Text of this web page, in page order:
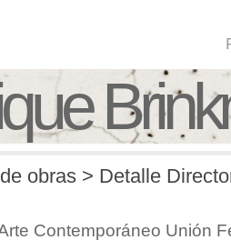
obras > Detalle
Contemporáneo Unión